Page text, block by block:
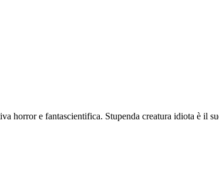
horror e fantascientifica. Stupenda creatura idiota è il